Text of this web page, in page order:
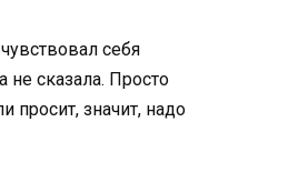
себя
не сказала. Просто
просит, значит, надо